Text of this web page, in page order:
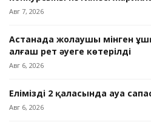
Авг 7, 2026
Астанада жолаушы мінген
алғаш рет әуеге көтерілді
Авг 6, 2026
Еліміздің 2 қаласында ауа
Авг 6, 2026